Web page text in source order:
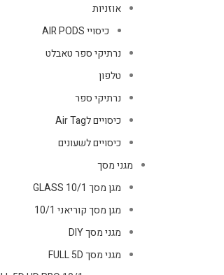
אוזניות
כיסויי AIR PODS
נרתיקי ספר טאבלט
טלפון
נרתיקי ספר
כיסויים לAir Tag
כיסויים לשעונים
מגני מסך
מגן מסך GLASS 10/1
מגן מסך קוריאני 10/1
מגני מסך DIY
מגני מסך FULL 5D